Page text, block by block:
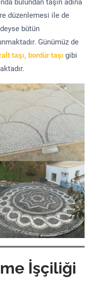
bulundan taşın adına
düzenlemesi ile de
bütün
Günümüz de
taşı, bordür taşı gibi
İşçiliği